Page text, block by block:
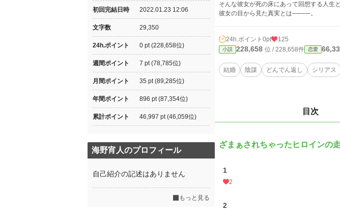
そんな彼女が死の床にあって回想する人生
彼女の目から見た真実とは────。
24h.ポイント 0pt 125
小説 228,658 位 / 228,658件 恋愛
結婚 陰謀 どんでん返し シリアス
目次
ざまぁされちゃったヒロインの
1
2
2
初回完結日時 2022.01.23 12:06
文字数 29,350
24h.ポイント 0 pt (228,658位)
週間ポイント 7 pt (78,785位)
月間ポイント 35 pt (89,285位)
年間ポイント 896 pt (87,354位)
累計ポイント 46,997 pt (46,059位)
海野宵人のプロフィール
自己紹介の記述はありません
もっと見る